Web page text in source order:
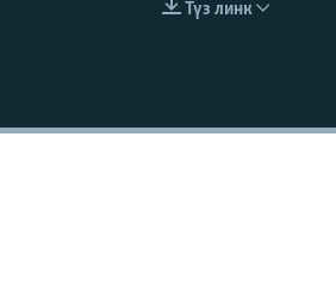
EMBED
Түз линк